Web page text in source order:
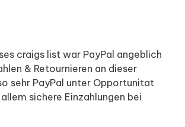
craigs list war PayPal angeblich
& Retournieren an dieser
sehr PayPal unter Opportunitat
sichere Einzahlungen bei